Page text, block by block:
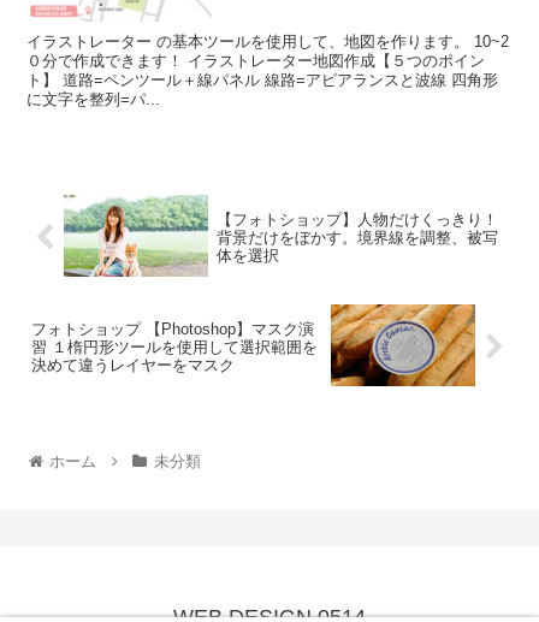
イラストレーター の基本ツールを使用して、地図を作ります。 10~2
０分で作成できます！ イラストレーター地図作成【５つのポイン
ト】 道路=ペンツール＋線パネル 線路=アピアランスと波線 四角形
に文字を整列=パ...
【フォトショップ】人物だけくっきり！
背景だけをぼかす。境界線を調整、被写
体を選択
フォトショップ 【Photoshop】マスク演
習 １楕円形ツールを使用して選択範囲を
決めて違うレイヤーをマスク
ホーム 未分類